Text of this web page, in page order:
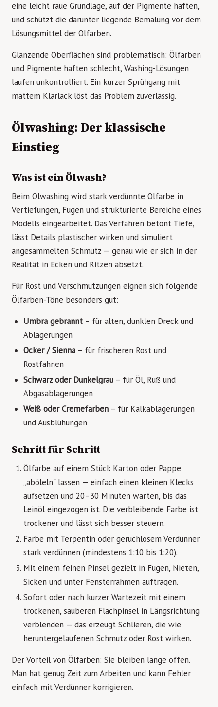
eine leicht raue Grundlage, auf der Pigmente haften,
und schützt die darunter liegende Bemalung vor dem
Lösungsmittel der Ölfarben.
Glänzende Oberflächen sind problematisch: Ölfarben
und Pigmente haften schlecht, Washing-Lösungen
laufen unkontrolliert. Ein kurzer Sprühgang mit
mattem Klarlack löst das Problem zuverlässig.
Ölwashing: Der klassische
Einstieg
Was ist ein Ölwash?
Beim Ölwashing wird stark verdünnte Ölfarbe in
Vertiefungen, Fugen und strukturierte Bereiche eines
Modells eingearbeitet. Das Verfahren betont Tiefe,
lässt Details plastischer wirken und simuliert
angesammelten Schmutz — genau wie er sich in der
Realität in Ecken und Ritzen absetzt.
Für Rost und Verschmutzungen eignen sich folgende
Ölfarben-Töne besonders gut:
Umbra gebrannt – für alten, dunklen Dreck und
Ablagerungen
Ocker / Sienna – für frischeren Rost und
Rostfahnen
Schwarz oder Dunkelgrau – für Öl, Ruß und
Abgasablagerungen
Weiß oder Cremefarben – für Kalkablagerungen
und Ausblühungen
Schritt für Schritt
Ölfarbe auf einem Stück Karton oder Pappe
„aböleln" lassen — einfach einen kleinen Klecks
aufsetzen und 20–30 Minuten warten, bis das
Leinöl eingezogen ist. Die verbleibende Farbe ist
trockener und lässt sich besser steuern.
Farbe mit Terpentin oder geruchlosem Verdünner
stark verdünnen (mindestens 1:10 bis 1:20).
Mit einem feinen Pinsel gezielt in Fugen, Nieten,
Sicken und unter Fensterrahmen auftragen.
Sofort oder nach kurzer Wartezeit mit einem
trockenen, sauberen Flachpinsel in Längsrichtung
verblenden — das erzeugt Schlieren, die wie
heruntergelaufenen Schmutz oder Rost wirken.
Der Vorteil von Ölfarben: Sie bleiben lange offen.
Man hat genug Zeit zum Arbeiten und kann Fehler
einfach mit Verdünner korrigieren.